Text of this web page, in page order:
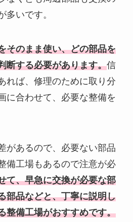
多いです。
そのまま使い、どの部品を
断する必要があります。信
れば、修理のために取り分
に合わせて、必要な整備を
があるので、必要ない部品
備工場もあるので注意が必
て、早急に交換が必要な部
部品などと、丁寧に説明し
整備工場がおすすめです。